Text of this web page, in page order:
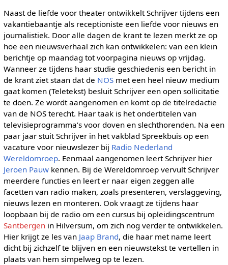
Naast de liefde voor theater ontwikkelt Schrijver tijdens een
vakantiebaantje als receptioniste een liefde voor nieuws en
journalistiek. Door alle dagen de krant te lezen merkt ze op
hoe een nieuwsverhaal zich kan ontwikkelen: van een klein
berichtje op maandag tot voorpagina nieuws op vrijdag.
Wanneer ze tijdens haar studie geschiedenis een bericht in
de krant ziet staan dat de NOSmet een heel nieuw medium
gaat komen (Teletekst) besluit Schrijver een open sollicitatie
te doen. Ze wordt aangenomen en komt op de titelredactie
van de NOS terecht. Haar taak is het ondertitelen van
televisieprogramma’s voor doven en slechthorenden. Na een
paar jaar stuit Schrijver in het vakblad Spreekbuis op een
vacature voor nieuwslezer bij Radio Nederland
Wereldomroep. Eenmaal aangenomen leert Schrijver hier
Jeroen Pauwkennen. Bij de Wereldomroep vervult Schrijver
meerdere functies en leert er naar eigen zeggen alle
facetten van radio maken, zoals presenteren, verslaggeving,
nieuws lezen en monteren. Ook vraagt ze tijdens haar
loopbaan bij de radio om een cursus bij opleidingscentrum
Santbergenin Hilversum, om zich nog verder te ontwikkelen.
Hier krijgt ze les van Jaap Brand, die haar met name leert
dicht bij zichzelf te blijven en een nieuwstekst te vertellen in
plaats van hem simpelweg op te lezen.